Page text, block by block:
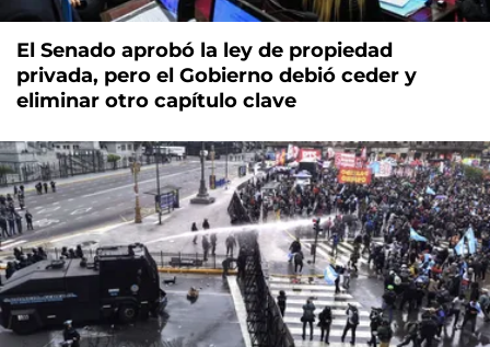
El Senado aprobó la ley de propiedad
privada, pero el Gobierno debió ceder y
eliminar otro capítulo clave